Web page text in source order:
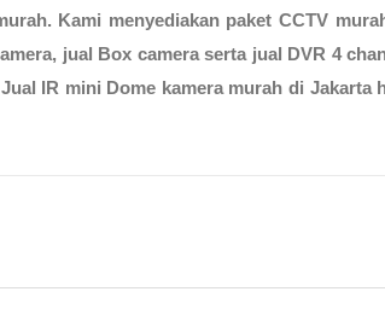
. Kami menyediakan paket CCTV
, jual Box cameraserta jual DVR 4
Jual IR mini Dome kamera murah di Jakarta